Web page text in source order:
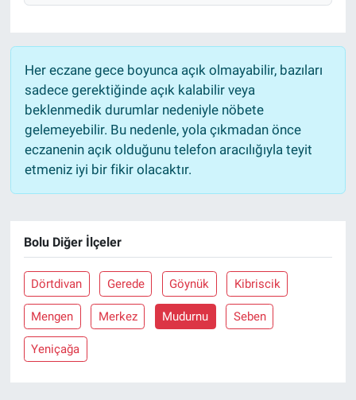
Her eczane gece boyunca açık olmayabilir, bazıları
sadece gerektiğinde açık kalabilir veya
beklenmedik durumlar nedeniyle nöbete
gelemeyebilir. Bu nedenle, yola çıkmadan önce
eczanenin açık olduğunu telefon aracılığıyla teyit
etmeniz iyi bir fikir olacaktır.
Bolu Diğer İlçeler
Dörtdivan Gerede Göynük Kibriscik
Mengen Merkez Mudurnu Seben
Yeniçağa
Yerel
Magazin